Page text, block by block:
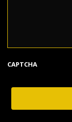
CAPTCHA